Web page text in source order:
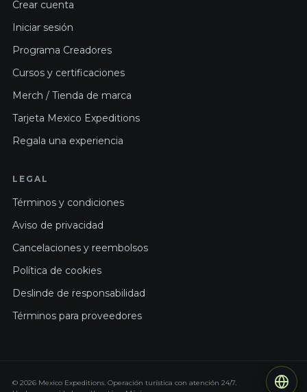
Crear cuenta
Iniciar sesión
Programa Creadores
Cursos y certificaciones
Merch / Tienda de marca
Tarjeta Mexico Expeditions
Regala una experiencia
LEGAL
Términos y condiciones
Aviso de privacidad
Cancelaciones y reembolsos
Política de cookies
Deslinde de responsabilidad
Términos para proveedores
© 2026 Mexico Expeditions. Operación turística con atención 24/7.